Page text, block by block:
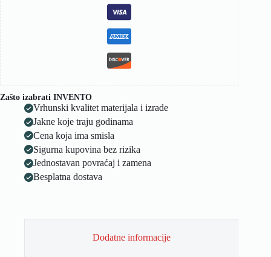
Zašto izabrati INVENTO
Vrhunski kvalitet materijala i izrade
Jakne koje traju godinama
Cena koja ima smisla
Sigurna kupovina bez rizika
Jednostavan povraćaj i zamena
Besplatna dostava
Dodatne informacije